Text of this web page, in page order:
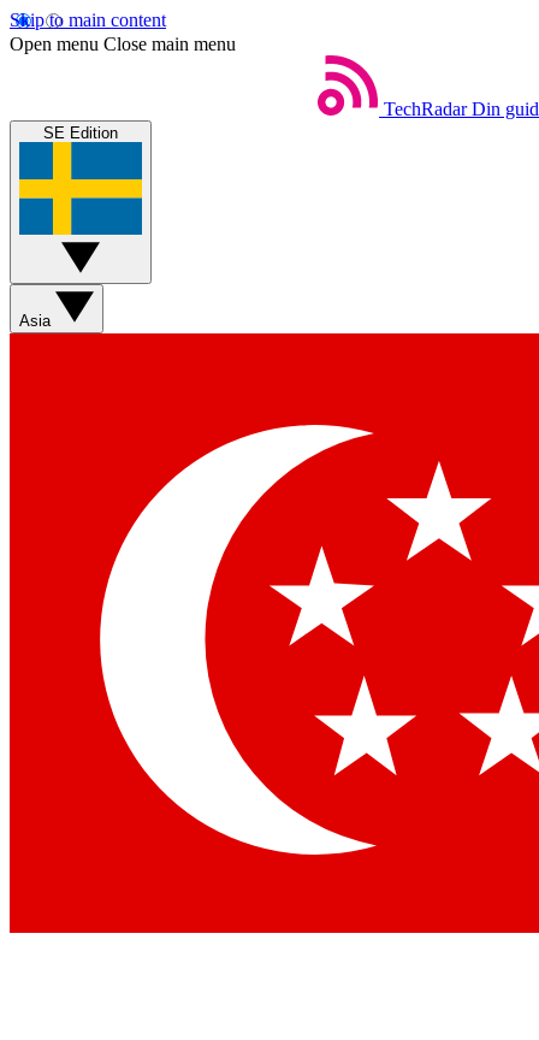
Skip to main content
Open menu Close main menu
TechRadar Din
SE Edition
Asia